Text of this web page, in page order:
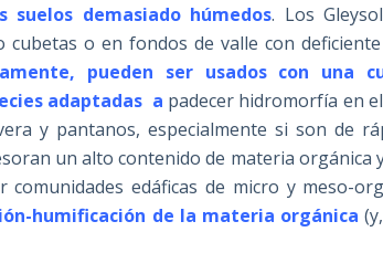
demasiado húmedos. Los
cubetas o en fondos de valle con
pueden ser usados con una
adaptadas a padecer hidromorfía en
y pantanos, especialmente si son de
un alto contenido de materia orgánica
edáficas de micro y meso-
humificación de la materia orgánica